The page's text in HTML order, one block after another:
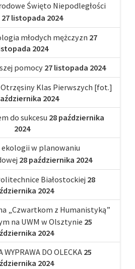
Święto Niepodległości
27 listopada 2024
młodych mężczyzn 27
2024
pomocy 27 listopada 2024
Klas Pierwszych [fot.]
2024
do sukcesu 28 października
2024
ekologii w planowaniu
28 października 2024
Białostockiej 28
2024
„Czwartkom z Humanistyką”
na UWM w Olsztynie 25
2024
WYPRAWA DO OLECKA 25
2024